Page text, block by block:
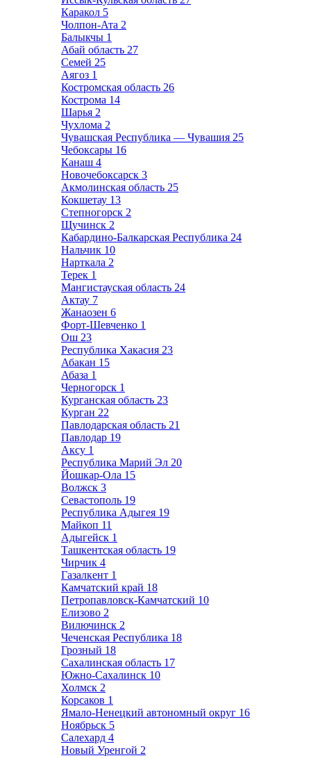
Каракол 5
Чолпон-Ата 2
Балыкчы 1
Абай область 27
Семей 25
Аягоз 1
Костромская область 26
Кострома 14
Шарья 2
Чухлома 2
Чувашская Республика — Чувашия 25
Чебоксары 16
Канаш 4
Новочебоксарск 3
Акмолинская область 25
Кокшетау 13
Степногорск 2
Щучинск 2
Кабардино-Балкарская Республика 24
Нальчик 10
Нарткала 2
Терек 1
Мангистауская область 24
Актау 7
Жанаозен 6
Форт-Шевченко 1
Ош 23
Республика Хакасия 23
Абакан 15
Абаза 1
Черногорск 1
Курганская область 23
Курган 22
Павлодарская область 21
Павлодар 19
Аксу 1
Республика Марий Эл 20
Йошкар-Ола 15
Волжск 3
Севастополь 19
Республика Адыгея 19
Майкоп 11
Адыгейск 1
Ташкентская область 19
Чирчик 4
Газалкент 1
Камчатский край 18
Петропавловск-Камчатский 10
Елизово 2
Вилючинск 2
Чеченская Республика 18
Грозный 18
Сахалинская область 17
Южно-Сахалинск 10
Холмск 2
Корсаков 1
Ямало-Ненецкий автономный округ 16
Ноябрьск 5
Салехард 4
Новый Уренгой 2